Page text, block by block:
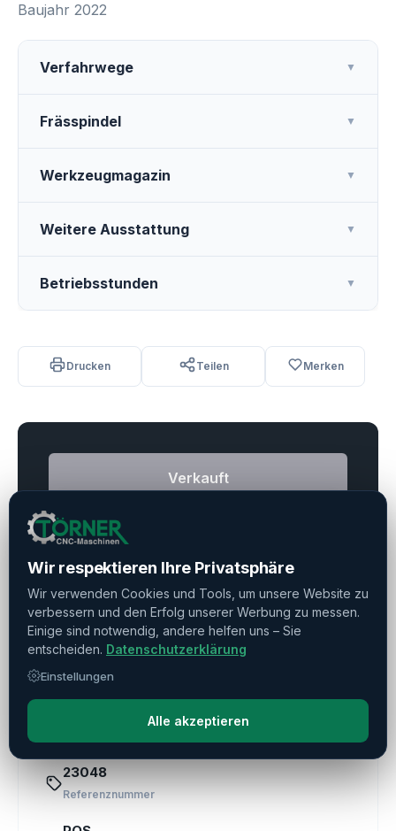
Baujahr 2022
Verfahrwege ▼
Frässpindel ▼
Werkzeugmagazin ▼
Weitere Ausstattung ▼
Betriebsstunden ▼
Drucken Teilen Merken
Verkauft
Haben Sie weitere Fragen?
Kontaktieren Sie uns!
Frage stellen
Direkte Beratung
23048
Referenznummer
Wir respektieren Ihre Privatsphäre
Wir verwenden Cookies und Tools, um unsere Website zu
verbessern und den Erfolg unserer Werbung zu messen.
Einige sind notwendig, andere helfen uns – Sie
entscheiden. Datenschutzerklärung
Einstellungen
Alle akzeptieren